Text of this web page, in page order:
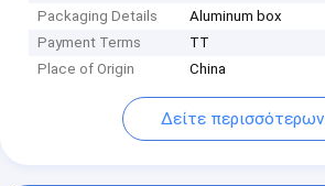
Packaging Details
Aluminum box
Payment Terms
TT
Place of Origin
China
Δείτε περισσότερων